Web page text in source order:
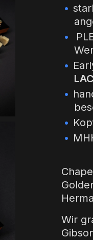
Wir